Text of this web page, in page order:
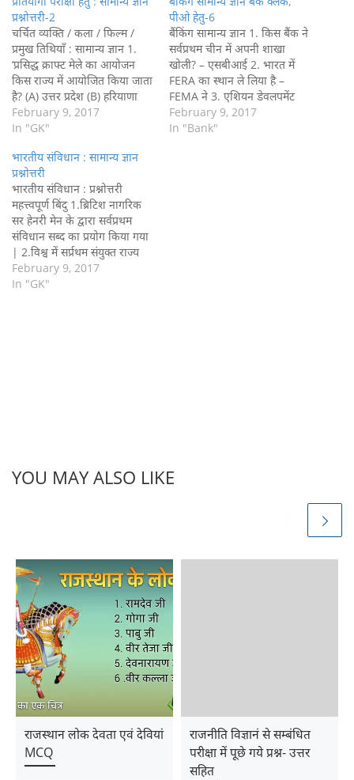
प्रश्नोत्तरी-2
चर्चित व्यक्ति / कला / फिल्म /
प्रमुख तिथियाँ : सामान्य ज्ञान 1.
‘प्रसिद्ध क्राफ्ट मेले का आयोजन
किस राज्य में आयोजित किया जाता
है? (A) उत्तर प्रदेश (B) हरियाणा
(C) महाराष्ट्र (D) पंजाब Ans : (B)
2. प्रसिद्ध जगन्नाथ उत्सव का
तमिलनाडु (B)…
February 9, 2017
In "GK"
पीओ हेतु-6
बैंकिंग सामान्य ज्ञान 1. किस बैंक ने
सर्वप्रथम चीन में अपनी शाखा
खोली? – एसबीआई 2. भारत में
FERA का स्थान ले लिया है –
FEMA ने 3. एशियन डेवलपमेंट
बैंक का मुख्यालय स्थित है – मनीला
में 4. किस बैंक का विलय भारतीय
February 9, 2017
In "Bank"
भारतीय संविधान : सामान्य ज्ञान
प्रश्नोत्तरी
भारतीय संविधान : प्रश्नोत्तरी
महत्त्वपूर्ण बिंदु 1.ब्रिटिश नागरिक
सर हेनरी मेन के द्वारा सर्वप्रथम
संविधान सब्द का प्रयोग किया गया
| 2.विश्व में सर्प्रथम संयुक्त राज्य
अमेरिका में संविधान सभा का गठन
किया गया | 3.संयुक्त राज्य
February 9, 2017
In "GK"
YOU MAY ALSO LIKE
राजस्थान लोक देवता एवं देवियां
MCQ
राजनीति विज्ञानं से सम्बंधित
परीक्षा में पूछे गये प्रश्न- उत्तर
सहित